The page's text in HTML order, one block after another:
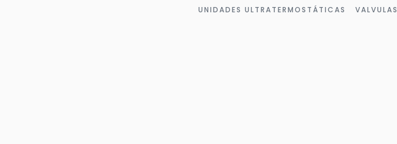
UNIDADES ULTRATERMOSTÁTICAS
VALVULAS